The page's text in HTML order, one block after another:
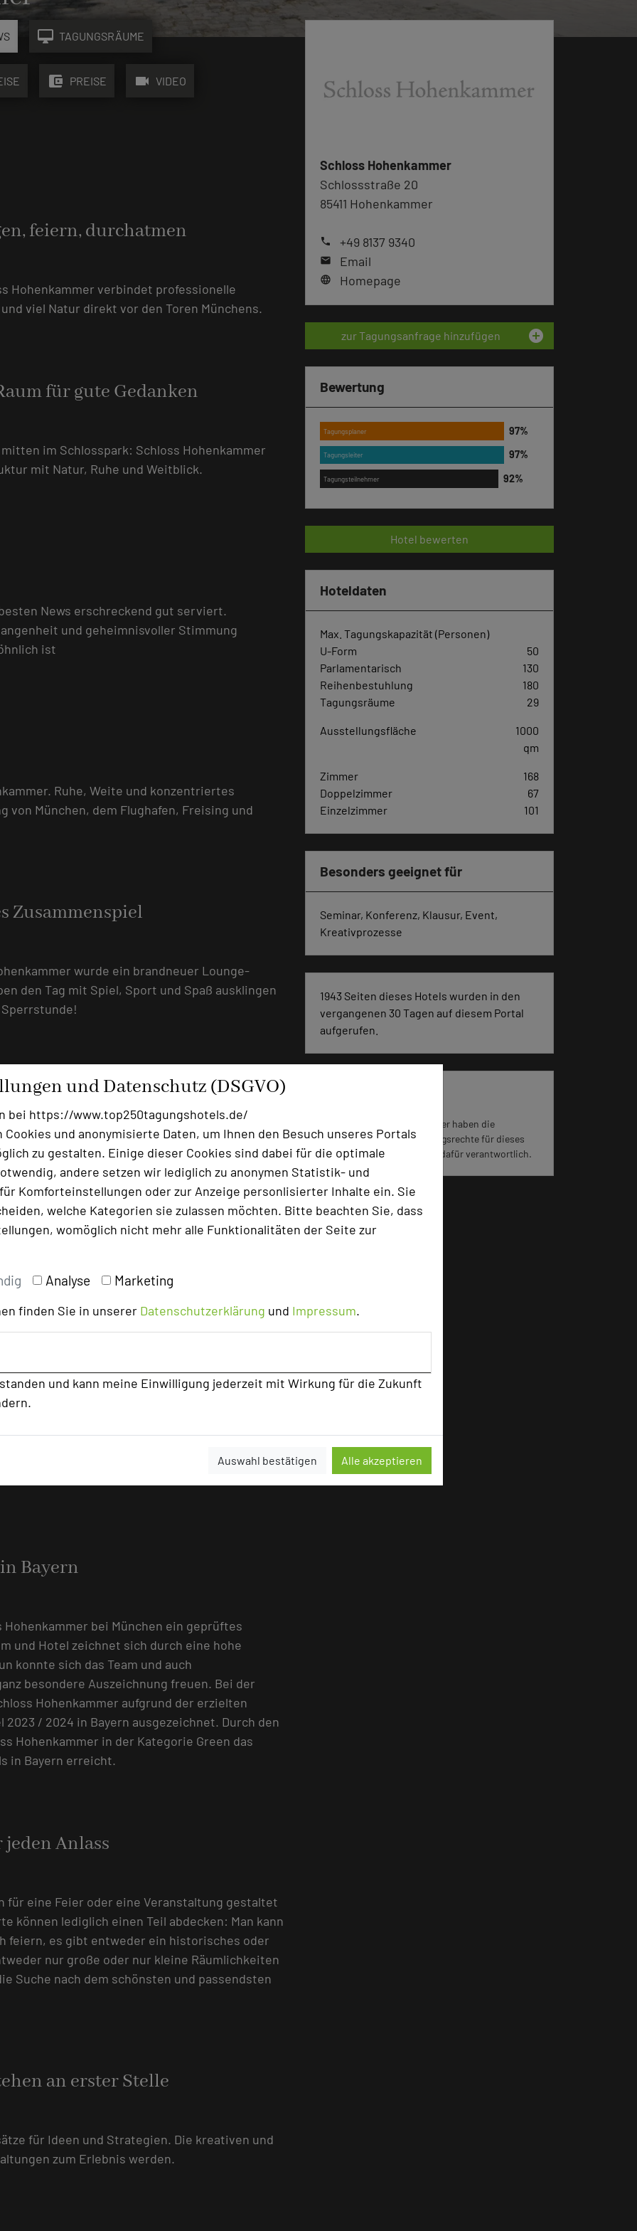
und Datenschutz (DSGVO)
bei https://www.top250tagungshotels.de/
und anonymisierte Daten, um Ihnen den Besuch unseres Portals
zu gestalten. Einige dieser Cookies sind dabei für die optimale
andere setzen wir lediglich zu anonymen Statistik- und
Komforteinstellungen oder zur Anzeige personlisierter Inhalte ein. Sie
welche Kategorien sie zulassen möchten. Bitte beachten Sie, dass
womöglich nicht mehr alle Funktionalitäten der Seite zur
Analyse Marketing
finden Sie in unserer Datenschutzerklärung und Impressum.
und kann meine Einwilligung jederzeit mit Wirkung für die Zukunft
Auswahl bestätigen Alle akzeptieren
desktop_mac TAGUNGSRÄUME
account_balance_wallet PREISE videocam VIDEO
feiern, durchatmen
Hohenkammer verbindet professionelle
viel Natur direkt vor den Toren Münchens.
für gute Gedanken
im Schlosspark: Schloss Hohenkammer
mit Natur, Ruhe und Weitblick.
News erschreckend gut serviert.
und geheimnisvoller Stimmung
ist
Ruhe, Weite und konzentriertes
von München, dem Flughafen, Freising und
Zusammenspiel
wurde ein brandneuer Lounge-
den Tag mit Spiel, Sport und Spaß ausklingen
Hohenkammer
bei München ein geprüftes Certified
die Re-Zertifizierung von Certified statt. Dies
einen unabhängigen Prüfer, der die
Jahr dazwischen gibt es ein digitales Audit für
Certified Qualitätssiegel beinhaltet bis zu 125
überprüft werden. Somit sind die Hotels
Hohenkammer, unter der Leitung von Florian
die erneute Bestätigung des Michelin
renommierten Auszeichnungen noch eine
Hotel-Guide" hat den 31-jährigen André Sieber
Bayern
Hohenkammer bei München ein geprüftes
und Hotel zeichnet sich durch eine hohe
konnte sich das Team und auch
besondere Auszeichnung freuen. Bei der
Hohenkammer aufgrund der erzielten
/ 2024 in Bayern ausgezeichnet. Durch den
Hohenkammer in der Kategorie Green das
in Bayern erreicht.
Anlass
für eine Feier oder eine Veranstaltung gestaltet
können lediglich einen Teil abdecken: Man kann
es gibt entweder ein historisches oder
nur große oder nur kleine Räumlichkeiten
Suche nach dem schönsten und passendsten
an erster Stelle
für Ideen und Strategien. Die kreativen und
zum Erlebnis werden.
Schloss Hohenkammer
Schlossstraße 20
85411 Hohenkammer
phone +49 8137 9340
mail Email
language Homepage
zur Tagungsanfrage hinzufügen add_circle
Bewertung
Tagungsplaner
Tagungsleiter
Tagungsteilnehmer
Hotel bewerten
Hoteldaten
Max. Tagungskapazität (Personen)
U-Form
50
Parlamentarisch
130
Reihenbestuhlung
180
Tagungsräume
29
Ausstellungsfläche
1000
qm
Zimmer
168
Doppelzimmer
67
Einzelzimmer
101
Besonders geeignet für
Seminar, Konferenz, Klausur, Event,
Kreativprozesse
1943 Seiten dieses Hotels wurden in den
vergangenen 30 Tagen auf diesem Portal
aufgerufen.
Für die Verwendung der Bilder haben die
jeweiligen Hotels die Nutzungsrechte für dieses
Portal eingeräumt und sind dafür verantwortlich.